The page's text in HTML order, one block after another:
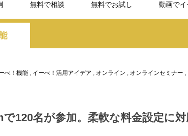
無料で相談 無料でお試し 動画で
べ！機能 , イーべ！活用アイデア , オンライン , オンラインセミナー ,
で120名が参加。柔軟な料金設定に